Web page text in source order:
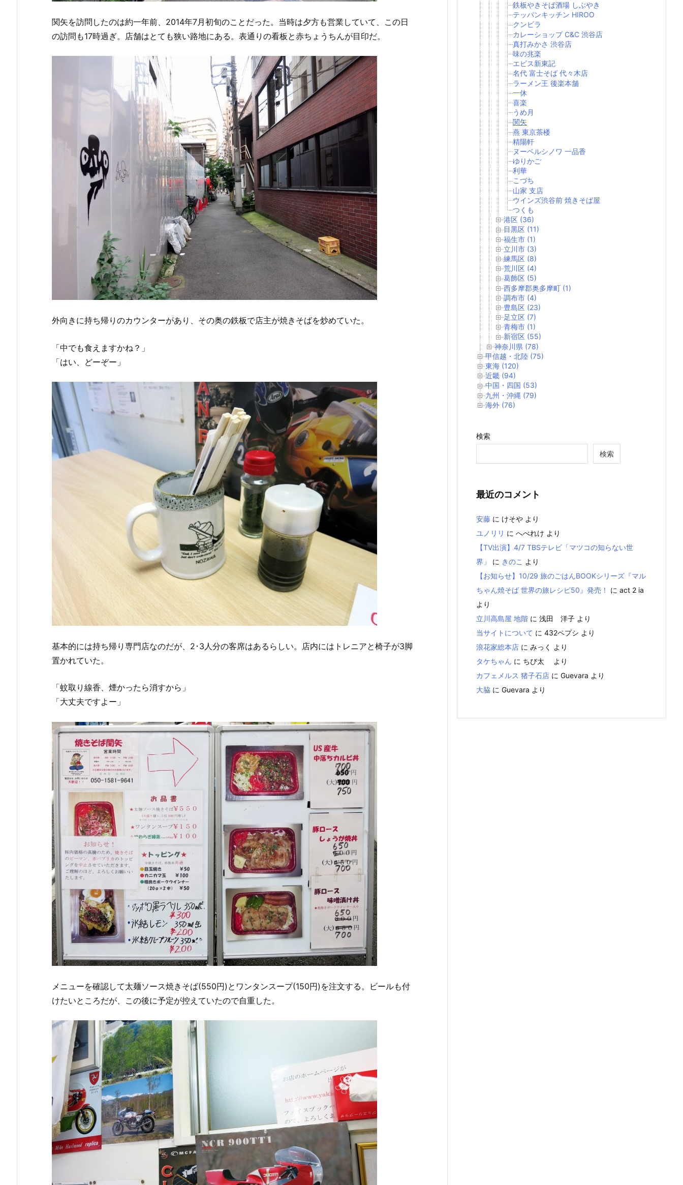
関矢を訪問したのは約一年前、2014年7月初旬のことだった。当時は夕方も営業していて、この日
の訪問も17時過ぎ。店舗はとても狭い路地にある。表通りの看板と赤ちょうちんが目印だ。
外向きに持ち帰りのカウンターがあり、その奥の鉄板で店主が焼きそばを炒めていた。
「中でも食えますかね？」
「はい、どーぞー」
基本的には持ち帰り専門店なのだが、2･3人分の客席はあるらしい。店内にはトレニアと椅子が3脚
置かれていた。
「蚊取り線香、煙かったら消すから」
「大丈夫ですよー」
メニューを確認して太麺ソース焼きそば(550円)とワンタンスープ(150円)を注文する。ビールも付
けたいところだが、この後に予定が控えていたので自重した。
鉄板やきそば酒場 しぶやき
テッパンキッチン HIROO
クンビラ
カレーショップ C&C 渋谷店
真打みかさ 渋谷店
味の兆楽
エビス新東記
名代 富士そば 代々木店
ラーメン王 後楽本舗
一休
喜楽
うめ月
関矢
燕 東京茶楼
精陽軒
ヌーベルシノワ 一品香
ゆりかご
利華
こづち
山家 支店
ウインズ渋谷前 焼きそば屋
つくも
港区 (36)
目黒区 (11)
福生市 (1)
立川市 (3)
練馬区 (8)
荒川区 (4)
葛飾区 (5)
西多摩郡奥多摩町 (1)
調布市 (4)
豊島区 (23)
足立区 (7)
青梅市 (1)
新宿区 (55)
神奈川県 (78)
甲信越・北陸 (75)
東海 (120)
近畿 (94)
中国・四国 (53)
九州・沖縄 (79)
海外 (76)
検索
検索
最近のコメント
安藤 に けそや より
ユノリリ に へべれけ より
【TV出演】4/7 TBSテレビ「マツコの知らない世
界」
に きのこ より
【お知らせ】10/29 旅のごはんBOOKシリーズ『マル
ちゃん焼そば 世界の旅レシピ50』発売！
に act 2 ia
より
立川高島屋 地階 に 浅田 洋子 より
当サイトについて に 432ペプシ より
浪花家総本店 に みっく
より
タケちゃん に ちび太
より
カフェメルス 猪子石店 に Guevara より
大脇 に Guevara より